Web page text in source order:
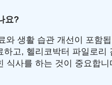
요?
와 생활 습관 개선이 포함
고, 헬리코박터 파일로
식사를 하는 것이 중요합